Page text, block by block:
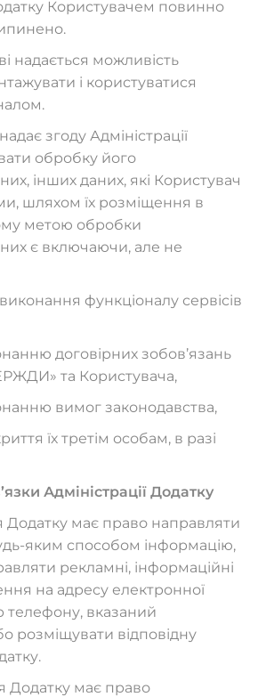
Користувачем повинно
надається можливість
і користуватися
згоду Адміністрації
обробку його
інших даних, які Користувач
шляхом їх розміщення в
метою обробки
є включаючи, але не
функціоналу сервісів
договірних зобов’язань
та Користувача,
вимог законодавства,
їх третім особам, в разі
Адміністрації Додатку
Додатку має право направляти
яким способом інформацію,
рекламні, інформаційні
на адресу електронної
вказаний
розміщувати відповідну
Додатку має право